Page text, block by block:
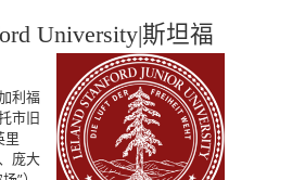
University|斯坦福
利福
市旧
里
庞大